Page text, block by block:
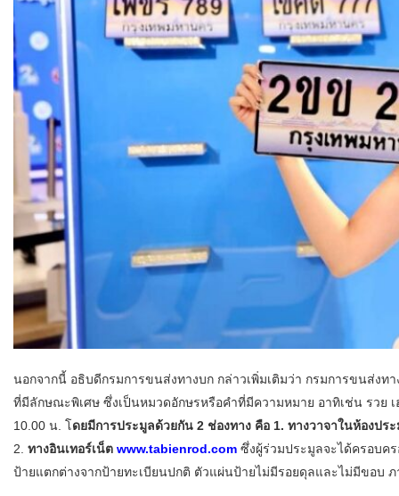
นอกจากนี้ อธิบดีกรมการขนส่งทางบก กล่าวเพิ่มเติมว่า กรมการขนส่งท
ที่มีลักษณะพิเศษ ซึ่งเป็นหมวดอักษรหรือคำที่มีความหมาย อาทิเช่น รวย
10.00 น. โดยมีการประมูลด้วยกัน 2 ช่องทาง คือ 1. ทางวาจาในห้องป
2. ทางอินเทอร์เน็ต www.tabienrod.com ซึ่งผู้ร่วมประมูลจะได้ครอบค
ป้ายแตกต่างจากป้ายทะเบียนปกติ ตัวแผ่นป้ายไม่มีรอยดุลและไม่มีขอบ